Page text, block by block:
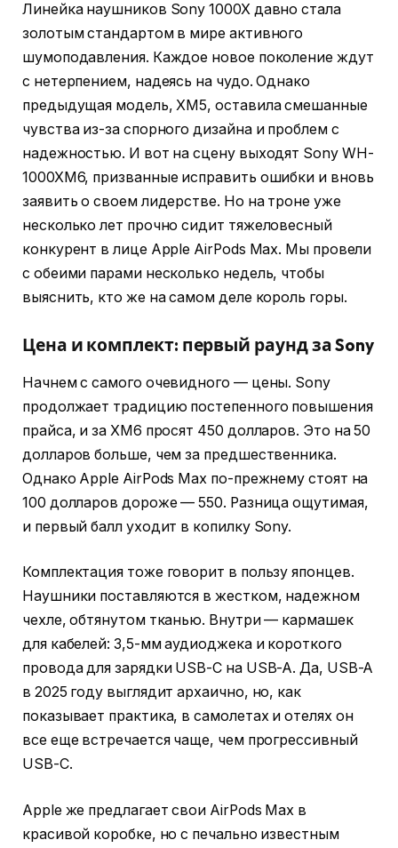
Линейка наушников Sony 1000X давно стала
золотым стандартом в мире активного
шумоподавления. Каждое новое поколение ждут
с нетерпением, надеясь на чудо. Однако
предыдущая модель, XM5, оставила смешанные
чувства из-за спорного дизайна и проблем с
надежностью. И вот на сцену выходят Sony WH-
1000XM6, призванные исправить ошибки и вновь
заявить о своем лидерстве. Но на троне уже
несколько лет прочно сидит тяжеловесный
конкурент в лице Apple AirPods Max. Мы провели
с обеими парами несколько недель, чтобы
выяснить, кто же на самом деле король горы.
Цена и комплект: первый раунд за Sony
Начнем с самого очевидного — цены. Sony
продолжает традицию постепенного повышения
прайса, и за XM6 просят 450 долларов. Это на 50
долларов больше, чем за предшественника.
Однако Apple AirPods Max по-прежнему стоят на
100 долларов дороже — 550. Разница ощутимая,
и первый балл уходит в копилку Sony.
Комплектация тоже говорит в пользу японцев.
Наушники поставляются в жестком, надежном
чехле, обтянутом тканью. Внутри — кармашек
для кабелей: 3,5-мм аудиоджека и короткого
провода для зарядки USB-C на USB-A. Да, USB-A
в 2025 году выглядит архаично, но, как
показывает практика, в самолетах и отелях он
все еще встречается чаще, чем прогрессивный
USB-C.
Apple же предлагает свои AirPods Max в
красивой коробке, но с печально известным